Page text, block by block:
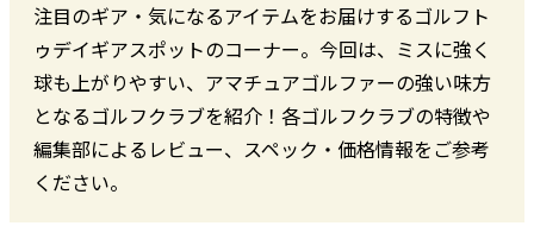
注目のギア・気になるアイテムをお届けするゴルフト
ゥデイギアスポットのコーナー。今回は、ミスに強く
球も上がりやすい、アマチュアゴルファーの強い味方
となるゴルフクラブを紹介！各ゴルフクラブの特徴や
編集部によるレビュー、スペック・価格情報をご参考
ください。